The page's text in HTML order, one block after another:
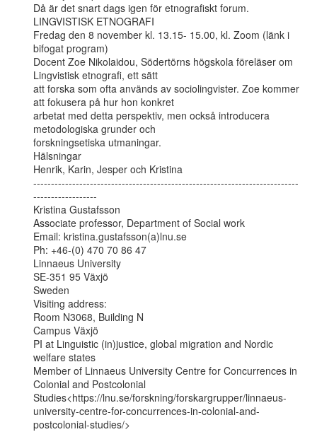
Då är det snart dags igen för etnografiskt forum.
LINGVISTISK ETNOGRAFI
Fredag den 8 november kl. 13.15- 15.00, kl. Zoom (länk i
bifogat program)
Docent Zoe Nikolaidou, Södertörns högskola föreläser om
Lingvistisk etnografi, ett sätt
att forska som ofta används av sociolingvister. Zoe kommer
att fokusera på hur hon konkret
arbetat med detta perspektiv, men också introducera
metodologiska grunder och
forskningsetiska utmaningar.
Hälsningar
Henrik, Karin, Jesper och Kristina
---------------------------------------------------------------------------
------------------
Kristina Gustafsson
Associate professor, Department of Social work
Email: kristina.gustafsson(a)lnu.se
Ph: +46-(0) 470 70 86 47
Linnaeus University
SE-351 95 Växjö
Sweden
Visiting address:
Room N3068, Building N
Campus Växjö
PI at Linguistic (in)justice, global migration and Nordic
welfare states
Member of Linnaeus University Centre for Concurrences in
Colonial and Postcolonial
Studies<https://lnu.se/forskning/forskargrupper/linnaeus-
university-centre-for-concurrences-in-colonial-and-
postcolonial-studies/>